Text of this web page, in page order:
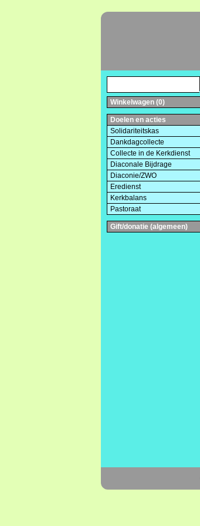
Winkelwagen (0)
Doelen en acties
Solidariteitskas
Dankdagcollecte
Collecte in de Kerkdienst
Diaconale Bijdrage
Diaconie/ZWO
Eredienst
Kerkbalans
Pastoraat
Gift/donatie (algemeen)